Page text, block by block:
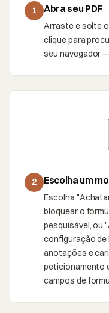
1 Abra seu PDF
Arraste e solte
clique para
seu navegador
2 Escolha um
Escolha
bloquear o
pesquisável, ou
configuração de
anotações e
peticionamento
campos de